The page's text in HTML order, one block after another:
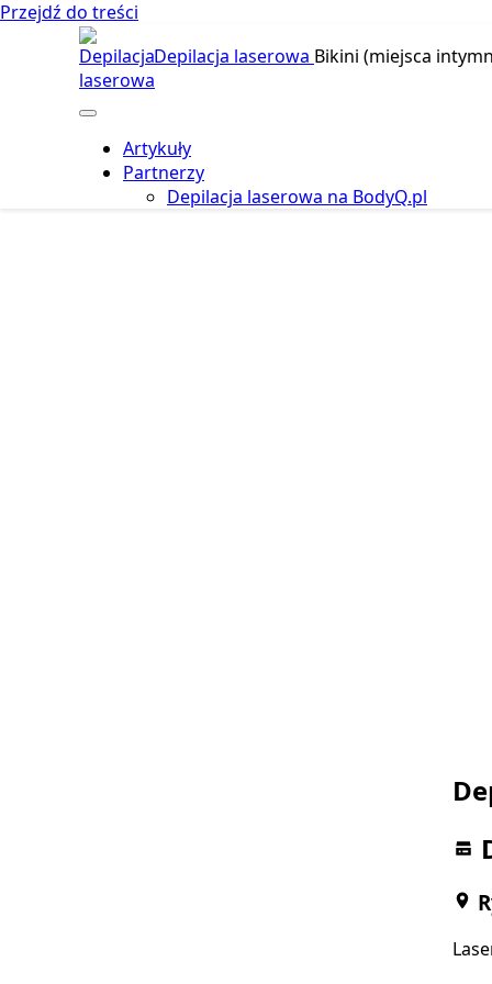
Przejdź do treści
Depilacja laserowa Bikini (miejsca
Artykuły
Partnerzy
Depilacja laserowa na BodyQ.pl